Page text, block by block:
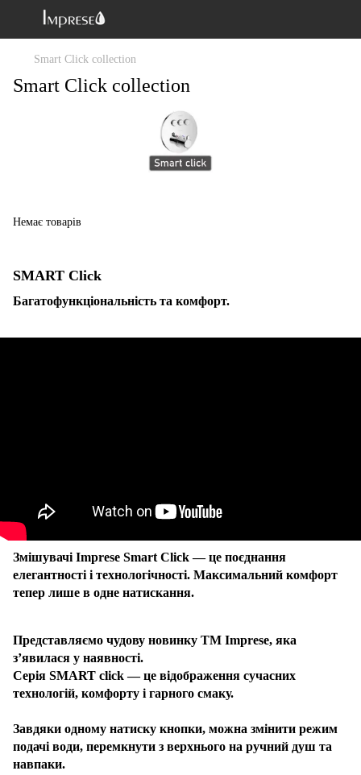
Smart Click collection
Smart Click collection
Немає товарів
SMART Click
Багатофункціональність та комфорт.
Змішувачі Imprese Smart Click — це поєднання
елегантності і технологічності. Максимальний комфорт
тепер лише в одне натискання.
Представляємо чудову новинку ТМ Imprese, яка
з’явилася у наявності.
Серія SMART click— це відображення сучасних
технологій, комфорту і гарного смаку.
Завдяки одному натиску кнопки, можна змінити режим
подачі води, перемкнути з верхнього на ручний душ та
навпаки.